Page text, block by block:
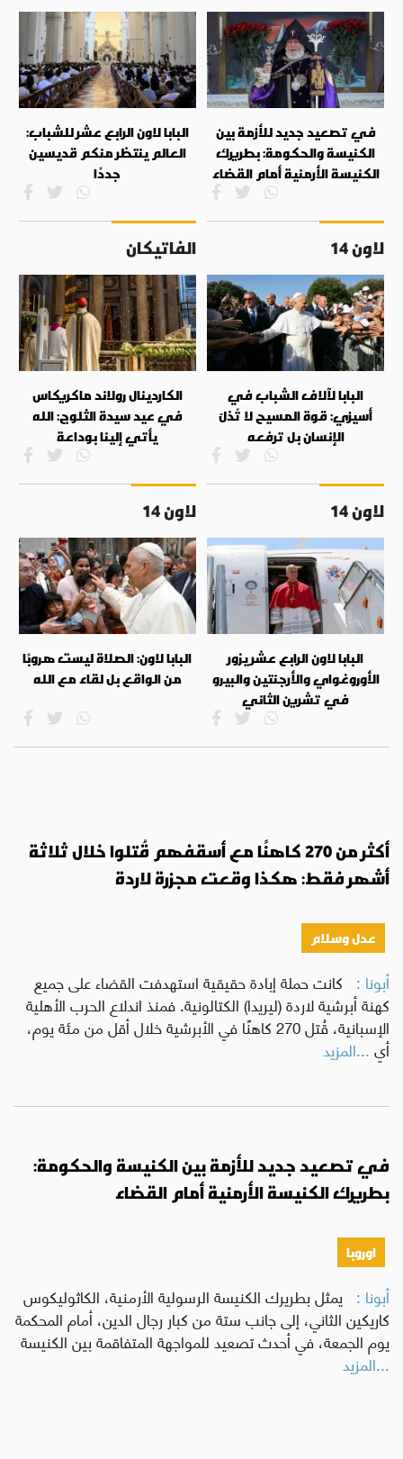
في تصعيد جديد للأزمة بين
الكنيسة والحكومة: بطريرك
الكنيسة الأرمنية أمام القضاء
البابا لاون الرابع عشر للشباب:
العالم ينتظر منكم قديسين
جددًا
لاون 14
البابا لآلاف الشباب في
أسيزي: قوة المسيح لا تُذلّ
الإنسان بل ترفعه
الفاتيكان
الكاردينال رولاند ماكريكاس
في عيد سيدة الثلوج: الله
يأتي إلينا بوداعة
لاون 14
البابا لاون الرابع عشر يزور
الأوروغواي والأرجنتين والبيرو
في تشرين الثاني
لاون 14
البابا لاون: الصلاة ليست هروبًا
من الواقع بل لقاء مع الله
أكثر من 270 كاهنًا مع أسقفهم قُتلوا خلال ثلاثة
أشهر فقط: هكذا وقعت مجزرة لاردة
عدل وسلام
أبونا : كانت حملة إبادة حقيقية استهدفت القضاء على جميع
كهنة أبرشية لاردة (ليريدا) الكتالونية. فمنذ اندلاع الحرب الأهلية
الإسبانية، قُتل 270 كاهنًا في الأبرشية خلال أقل من مئة يوم،
أي...المزيد
في تصعيد جديد للأزمة بين الكنيسة والحكومة:
بطريرك الكنيسة الأرمنية أمام القضاء
اوروبا
أبونا : يمثل بطريرك الكنيسة الرسولية الأرمنية، الكاثوليكوس
كاريكين الثاني، إلى جانب ستة من كبار رجال الدين، أمام المحكمة
يوم الجمعة، في أحدث تصعيد للمواجهة المتفاقمة بين الكنيسة
...المزيد